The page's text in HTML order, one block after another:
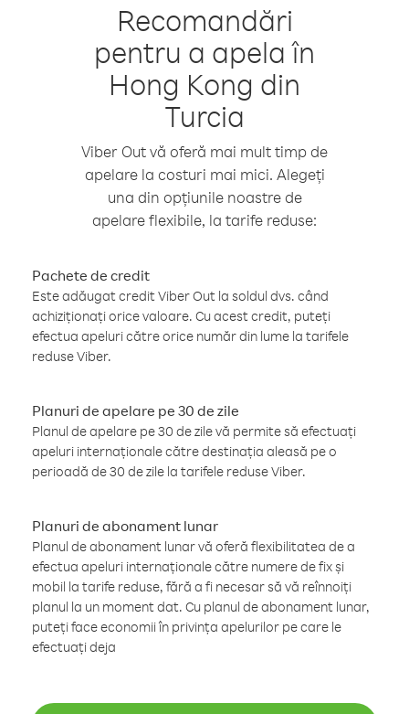
Recomandări
pentru a apela în
Hong Kong din
Turcia
Viber Out vă oferă mai mult timp de
apelare la costuri mai mici. Alegeți
una din opțiunile noastre de
apelare flexibile, la tarife reduse:
Pachete de credit
Este adăugat credit Viber Out la soldul dvs. când
achiziționați orice valoare. Cu acest credit, puteți
efectua apeluri către orice număr din lume la tarifele
reduse Viber.
Planuri de apelare pe 30 de zile
Planul de apelare pe 30 de zile vă permite să efectuați
apeluri internaționale către destinația aleasă pe o
perioadă de 30 de zile la tarifele reduse Viber.
Planuri de abonament lunar
Planul de abonament lunar vă oferă flexibilitatea de a
efectua apeluri internaționale către numere de fix și
mobil la tarife reduse, fără a fi necesar să vă reînnoiți
planul la un moment dat. Cu planul de abonament lunar,
puteți face economii în privința apelurilor pe care le
efectuați deja